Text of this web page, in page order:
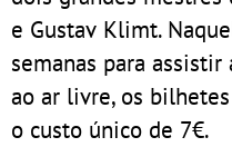
e Gustav Klimt.
semanas para
ao ar livre, os
o custo único de 7€.